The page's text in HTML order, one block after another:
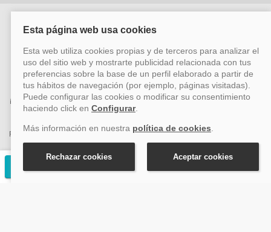
ACCION VIAJES SL ha sido beneficiaria del Fondo Europeo de Desarrollo
Regional (FEDER), cuyo objetivo es mejorar la competitividad de las pymes
mediante el impulso de la innovación, el desarrollo tecnológico, la
investigación de calidad y el uso seguro y fiable del ciberespacio. Gracias a
esta financiación, la empresa ha puesto en marcha un Plan de Acción
promoviendo la innovación y la ciberseguridad. Para ello, ha contado con el
apoyo de los programas Pyme Innova y Pyme Cibersegura de la Cámara
de Comercio de Málaga. #EuropaSeSiente